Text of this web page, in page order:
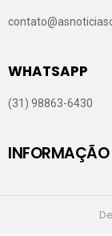
WHATSAPP
(31) 98863-6430
INFORMAÇÃO